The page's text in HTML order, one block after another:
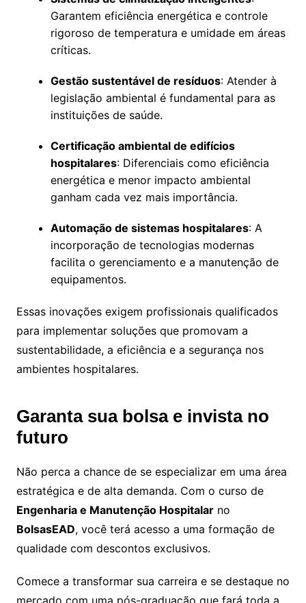
Garantem eficiência energética e controle
rigoroso de temperatura e umidade em áreas
críticas.
Gestão sustentável de resíduos: Atender à
legislação ambiental é fundamental para as
instituições de saúde.
Certificação ambiental de edifícios
hospitalares: Diferenciais como eficiência
energética e menor impacto ambiental
ganham cada vez mais importância.
Automação de sistemas hospitalares: A
incorporação de tecnologias modernas
facilita o gerenciamento e a manutenção de
equipamentos.
Essas inovações exigem profissionais qualificados
para implementar soluções que promovam a
sustentabilidade, a eficiência e a segurança nos
ambientes hospitalares.
Garanta sua bolsa e invista no
futuro
Não perca a chance de se especializar em uma área
estratégica e de alta demanda. Com o curso de
Engenharia e Manutenção Hospitalarno
BolsasEAD, você terá acesso a uma formação de
qualidade com descontos exclusivos.
Comece a transformar sua carreira e se destaque no